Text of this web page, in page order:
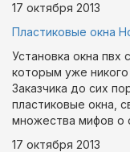
17 октября 2013
Пластиковые окна
Установка окна пвх
которым уже
Заказчика до сих
пластиковые окна,
множества мифов о
17 октября 2013